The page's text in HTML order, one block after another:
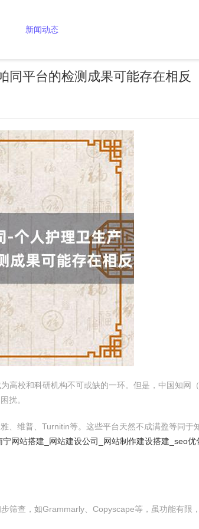
新闻动态
同平台的检测成果可能存在相反
高校和科研机构不可或缺的一环。但是，中国知网
扰。
、维普、Turnitin等。这些平台天然不成满盈等同于
宁网站搭建_网站建设公司_网站制作建设搭建_seo优
筛查，如Grammarly、Copyscape等，虽功能有限